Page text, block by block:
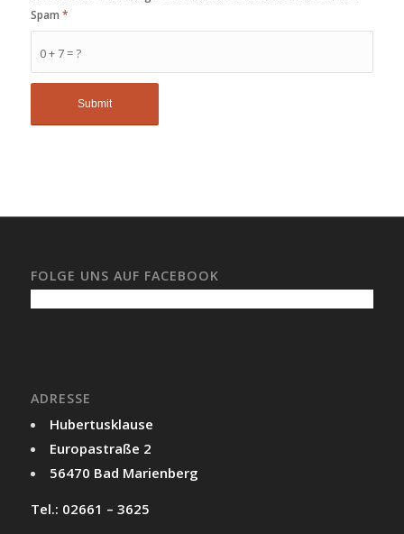
0 + 7 = ?
Spam *
FOLGE UNS AUF FACEBOOK
ADRESSE
Hubertusklause
Europastraße 2
56470 Bad Marienberg
Tel.: 02661 – 3625